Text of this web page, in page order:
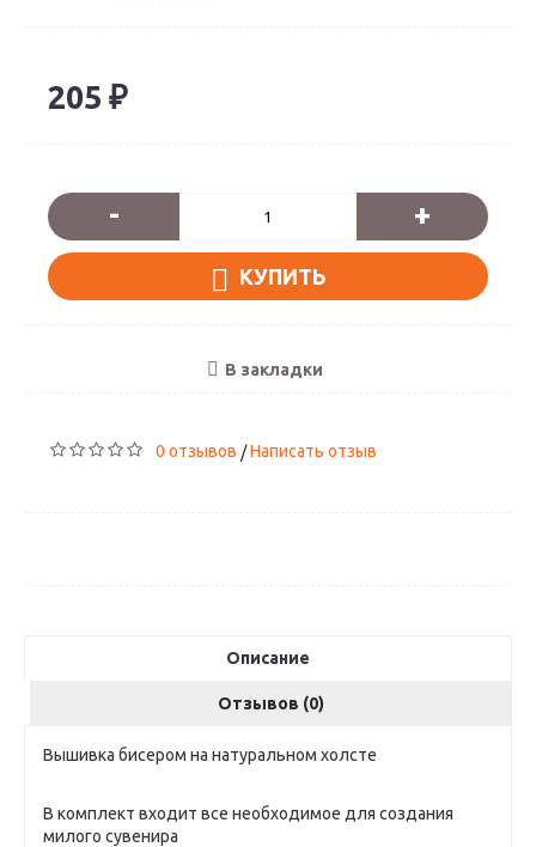
205 ₽
- +
КУПИТЬ
В закладки
0 отзывов /Написать отзыв
Описание
Отзывов (0)
Вышивка бисером на натуральном холсте
В комплект входит все необходимое для создания
милого сувенира